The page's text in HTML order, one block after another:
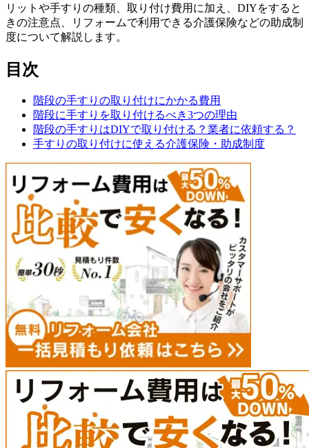
リットや手すりの種類、取り付け費用に加え、DIYをすると
きの注意点、リフォームで利用できる介護保険などの助成制
度について解説します。
目次
階段の手すりの取り付けにかかる費用
階段に手すりを取り付けるべき3つの理由
階段の手すりはDIYで取り付ける？業者に依頼する？
手すりの取り付けに使える介護保険・助成制度